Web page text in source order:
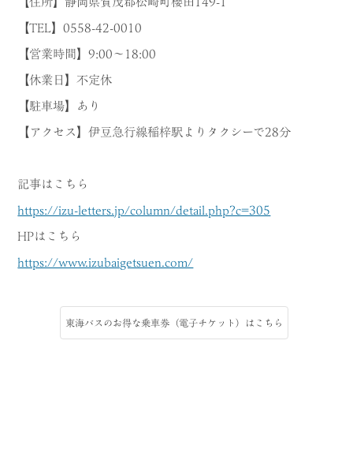
【TEL】0558-42-0010
【営業時間】9:00〜18:00
【休業日】不定休
【駐車場】あり
【アクセス】伊豆急行線稲梓駅よりタクシーで28分
記事はこちら
https://izu-letters.jp/column/detail.php?c=305
HPはこちら
https://www.izubaigetsuen.com/
東海バスのお得な乗車券（電子チケット）はこちら